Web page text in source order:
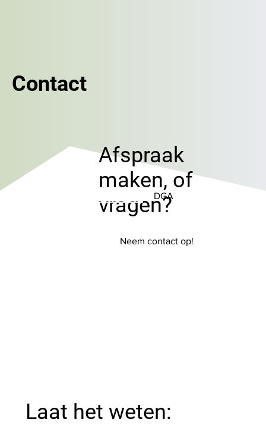
Laat het weten:
Contact
Afspraak
maken, of
vragen?
Neem contact op!
DGA